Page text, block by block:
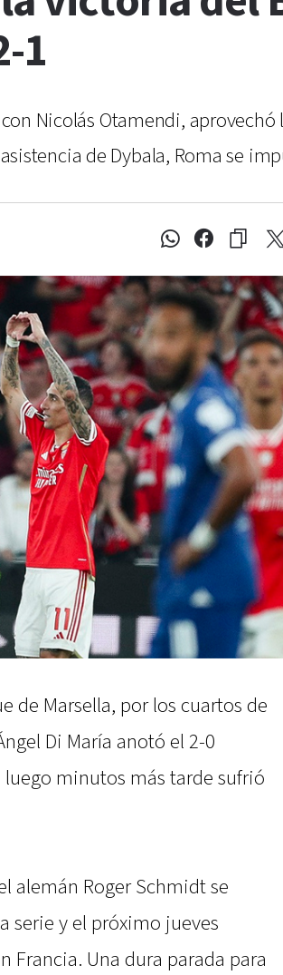
1
Nicolás Otamendi, aprovechó
de Dybala, Roma se
de Marsella, por los cuartos de
Di María anotó el 2-0
minutos más tarde sufrió
alemán Roger Schmidt se
serie y el próximo jueves
Una dura parada para